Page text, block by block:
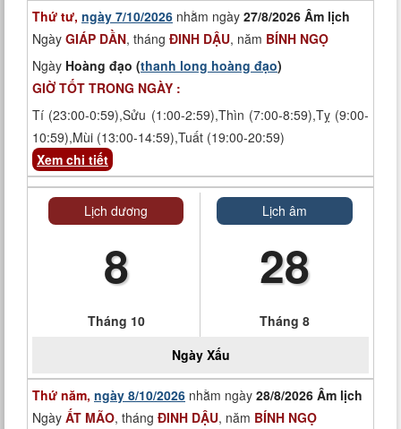
Thứ tư, ngày 7/10/2026 nhằm ngày 27/8/2026 Âm lịch
Ngày GIÁP DẦN, tháng ĐINH DẬU, năm BÍNH NGỌ
Ngày Hoàng đạo (thanh long hoàng đạo)
GIỜ TỐT TRONG NGÀY :
Tí (23:00-0:59),Sửu (1:00-2:59),Thìn (7:00-8:59),Tỵ (9:00-
10:59),Mùi (13:00-14:59),Tuất (19:00-20:59)
Xem chi tiết
Lịch dương
8
Tháng 10
Lịch âm
28
Tháng 8
Ngày Xấu
Thứ năm, ngày 8/10/2026 nhằm ngày 28/8/2026 Âm lịch
Ngày ẤT MÃO, tháng ĐINH DẬU, năm BÍNH NGỌ